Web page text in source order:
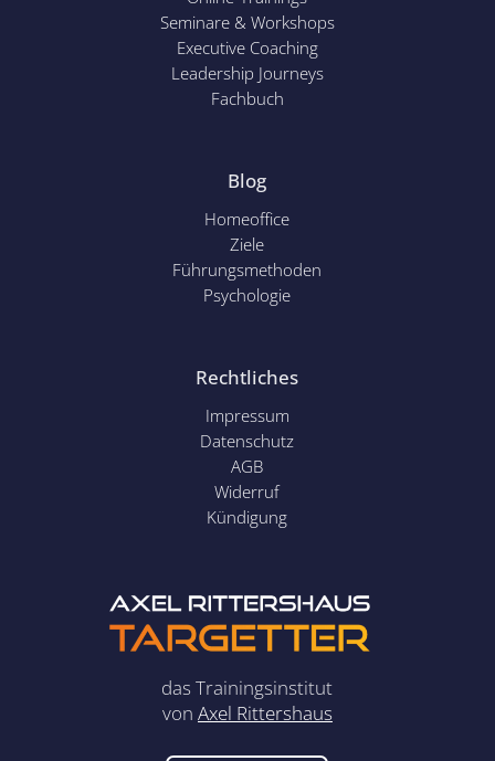
Seminare & Workshops
Executive Coaching
Leadership Journeys
Fachbuch
Blog
Homeoffice
Ziele
Führungsmethoden
Psychologie
Rechtliches
Impressum
Datenschutz
AGB
Widerruf
Kündigung
das Trainingsinstitut
von Axel Rittershaus